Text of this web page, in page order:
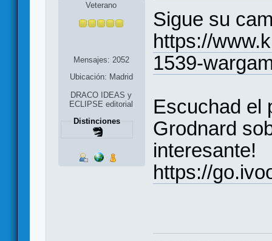
Veterano
Mensajes: 2052
Ubicación: Madrid
DRACO IDEAS y
ECLIPSE editorial
Distinciones
Sigue su
https://
1539-
Escuchad el
Grodnard
interesante!
https://